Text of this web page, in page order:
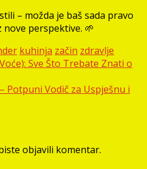
– možda je baš sada pravo
perspektive. 🌱
kuhinja začin zdravlje
Sve Što Trebate Znati o
Potpuni Vodič za Uspješnu i
objavili komentar.